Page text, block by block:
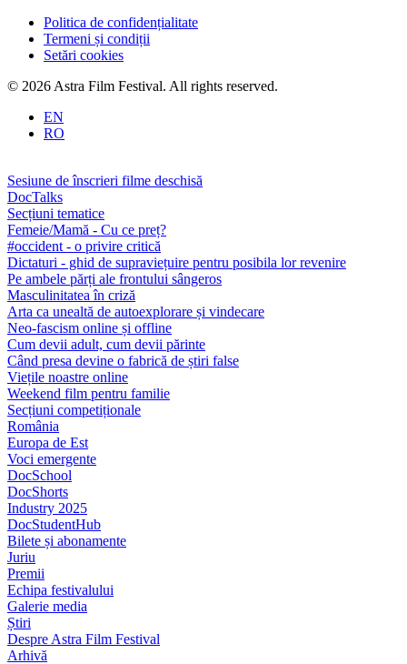
Politica de confidențialitate
Termeni și condiții
Setări cookies
© 2026 Astra Film Festival. All rights reserved.
EN
RO
Sesiune de înscrieri filme deschisă
DocTalks
Secțiuni tematice
Femeie/Mamă - Cu ce preț?
#occident - o privire critică
Dictaturi - ghid de supraviețuire pentru posibila lor revenire
Pe ambele părți ale frontului sângeros
Masculinitatea în criză
Arta ca unealtă de autoexplorare și vindecare
Neo-fascism online și offline
Cum devii adult, cum devii părinte
Când presa devine o fabrică de știri false
Viețile noastre online
Weekend film pentru familie
Secțiuni competiționale
România
Europa de Est
Voci emergente
DocSchool
DocShorts
Industry 2025
DocStudentHub
Bilete și abonamente
Juriu
Premii
Echipa festivalului
Galerie media
Știri
Despre Astra Film Festival
Arhivă